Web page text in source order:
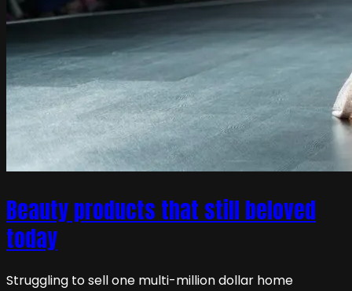
Beauty products that still beloved
today
Struggling to sell one multi-million dollar home